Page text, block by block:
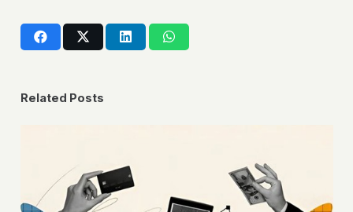
Related Posts